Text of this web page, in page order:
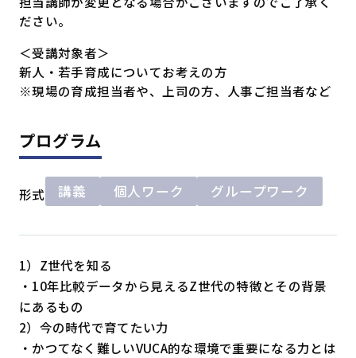
ださい。
＜受講対象者＞
新人・若手育成についてお考えの方
※現場の育成担当者や、上司の方、人事ご担当者など
プログラム
形式 講義 個人ワーク グループワーク
1）Z世代を知る
・10年比較データから見えるZ世代の特徴とその背景
にあるもの
2）今の時代で育てたい力
・かつてなく難しいVUCA的な環境で重要になる力とは